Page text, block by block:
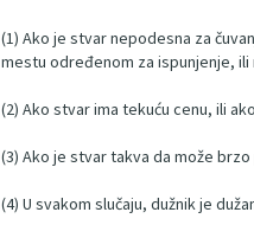
(1) Ako je stvar nepodesna za
mestu određenom za ispunjenje,
(2) Ako stvar ima tekuću cenu, ili
(3) Ako je stvar takva da može
(4) U svakom slučaju, dužnik je